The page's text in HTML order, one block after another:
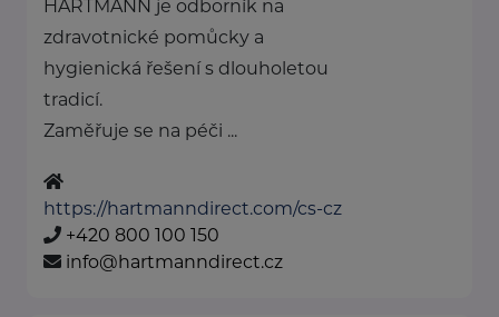
HARTMANN je odborník na
zdravotnické pomůcky a
hygienická řešení s dlouholetou
tradicí.
Zaměřuje se na péči ...
https://hartmanndirect.com/cs-cz
+420 800 100 150
info@hartmanndirect.cz